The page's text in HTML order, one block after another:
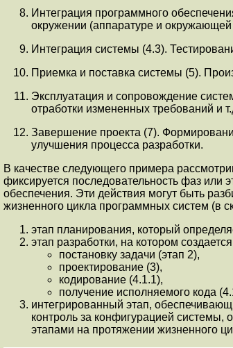
Интеграция программного
окружении (аппаратуре и окружающей
Интеграция системы (4.3).
Приемка и поставка системы (5).
Эксплуатация и сопровождение
отработки измененных требований и
Завершение проекта (7).
улучшения процесса разработки.
В качестве следующего примера
фиксируется последовательность фаз или
обеспечения. Эти действия могут быть
жизненного цикла программных систем (в
этап планирования, который
этап разработки, на котором
постановку задачи (этап 2),
проектирование (3),
кодирование (4.1.1),
получение исполняемого кода
интегрированный этап,
контроль за конфигурацией системы,
этапами на протяжении жизненного